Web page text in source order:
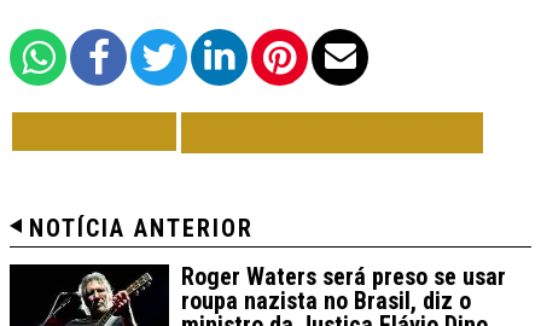
NOTÍCIA ANTERIOR
Roger Waters será preso se usar
roupa nazista no Brasil, diz o